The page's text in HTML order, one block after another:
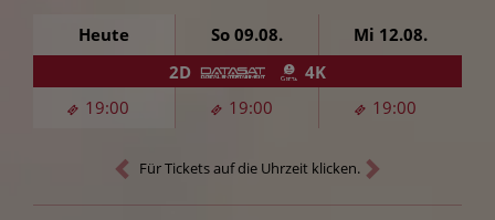
Heute So 09.08. Mi 12.08.
19:00 19:00 19:00
2D 4K
Für Tickets auf die Uhrzeit klicken.